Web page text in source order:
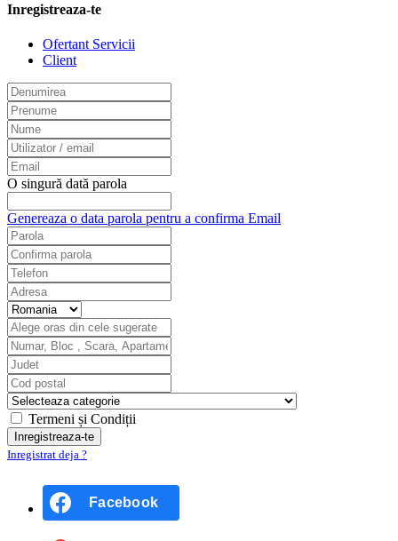
Inregistreaza-te
Ofertant Servicii
Client
O singură dată parola
Genereaza o data parola pentru a confirma Email
Termeni și Condiții
Inregistrat deja ?
Facebook